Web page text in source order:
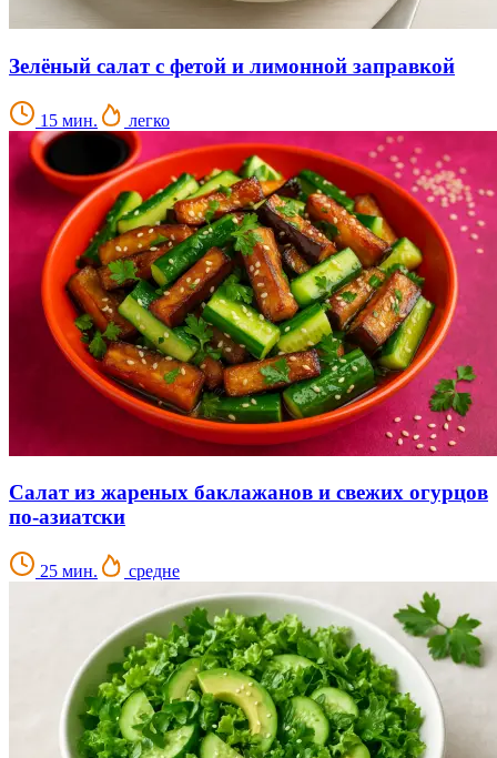
Зелёный салат с фетой и лимонной заправкой
15 мин. легко
Салат из жареных баклажанов и свежих огурцов
по-азиатски
25 мин. средне